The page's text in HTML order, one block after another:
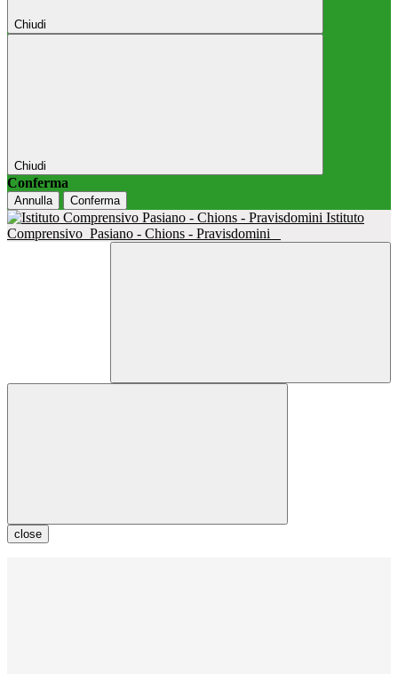
Chiudi
Chiudi
Conferma
Annulla Conferma
Istituto
Comprensivo Pasiano - Chions - Pravisdomini
close